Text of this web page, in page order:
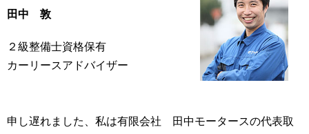
田中 敦
２級整備士資格保有
カーリースアドバイザー
申し遅れました、私は有限会社 田中モータースの代表取